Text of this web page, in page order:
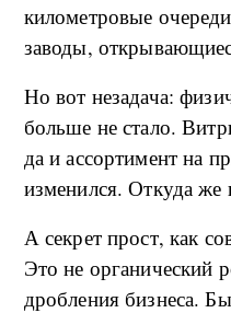
километровые
заводы,
Но вот незадача:
больше не стало.
да и ассортимент на
изменился. Откуда же
А секрет прост, как
Это не органический
дробления бизнеса.